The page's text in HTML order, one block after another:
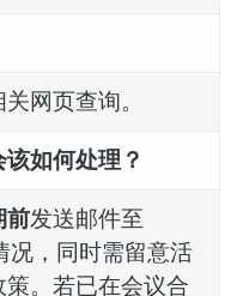
网页查询。
如何处理？
前发送邮件至
况，同时需留意活
。若已在会议合